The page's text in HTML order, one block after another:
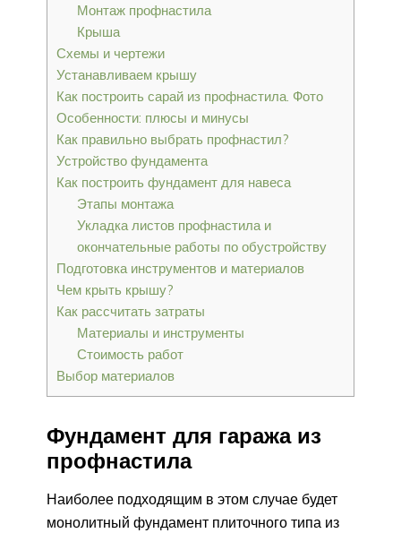
Монтаж профнастила
Крыша
Схемы и чертежи
Устанавливаем крышу
Как построить сарай из профнастила. Фото
Особенности: плюсы и минусы
Как правильно выбрать профнастил?
Устройство фундамента
Как построить фундамент для навеса
Этапы монтажа
Укладка листов профнастила и
окончательные работы по обустройству
Подготовка инструментов и материалов
Чем крыть крышу?
Как рассчитать затраты
Материалы и инструменты
Стоимость работ
Выбор материалов
Фундамент для гаража из
профнастила
Наиболее подходящим в этом случае будет
монолитный фундамент плиточного типа из